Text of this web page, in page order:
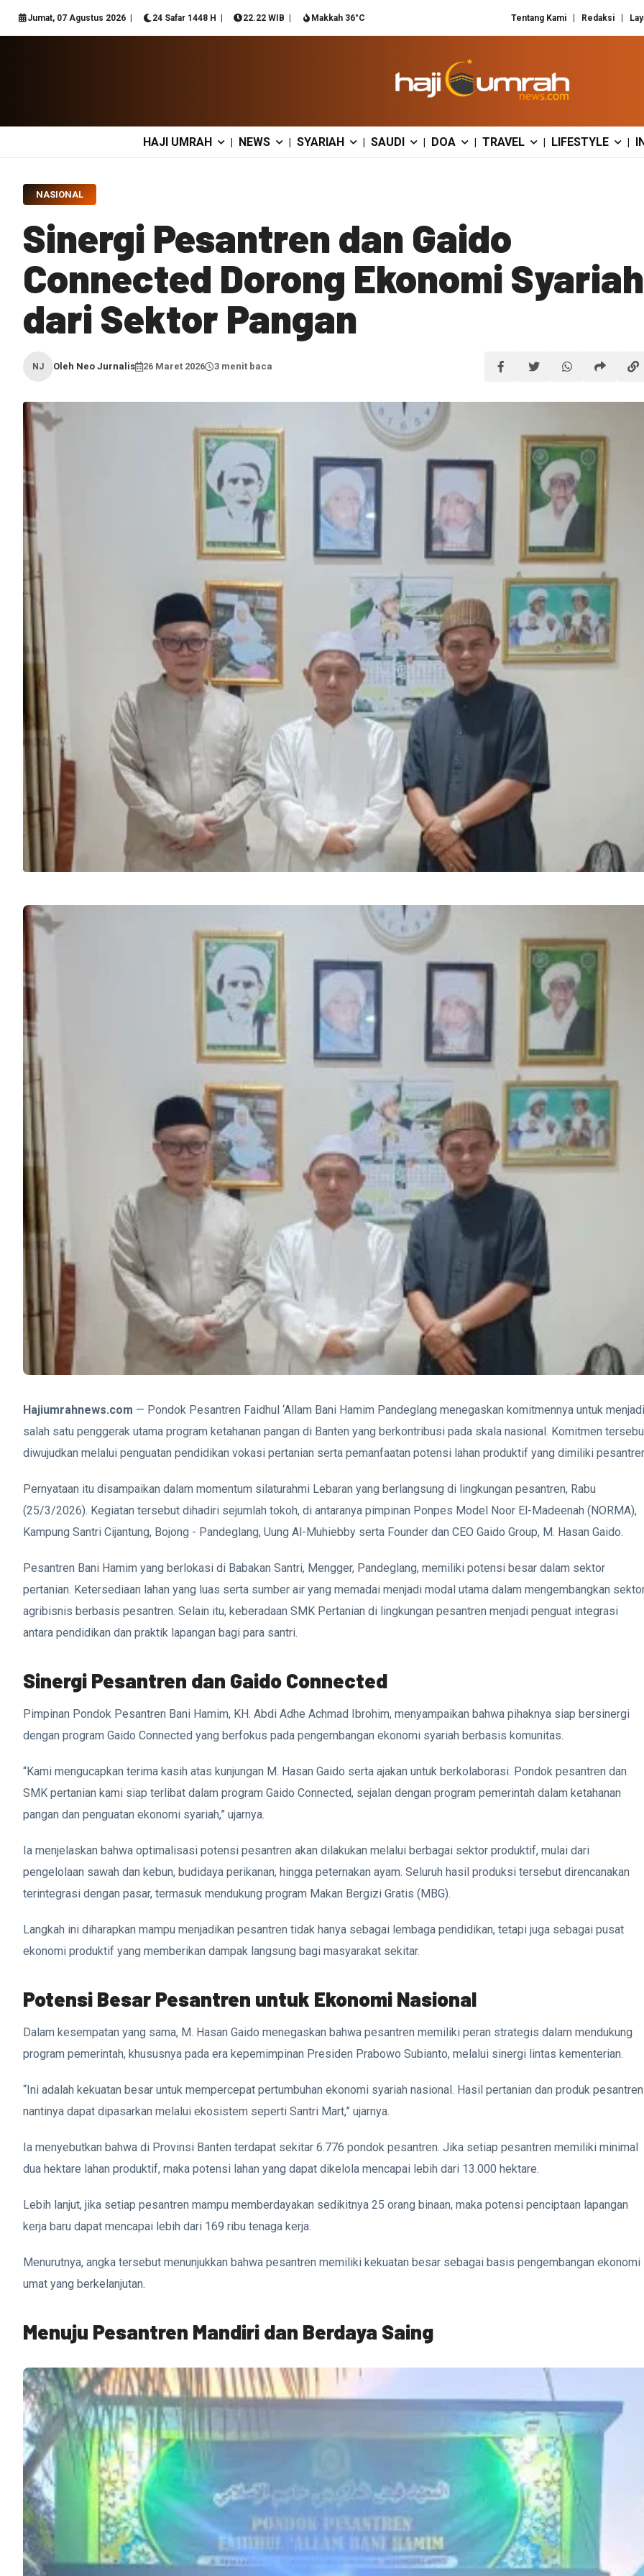
Jumat, 07 Agustus 2026 24 Safar 1448 H 22.22 WIB Makkah 36°C Tentang Kami Redaksi
HAJI UMRAH | NEWS | SYARIAH | SAUDI | DOA | TRAVEL | LIFESTYLE |
NASIONAL
Sinergi Pesantren dan Gaido
Connected Dorong Ekonomi Syariah
dari Sektor Pangan
NJ Oleh Neo Jurnalis 26 Maret 2026 3 menit baca
Hajiumrahnews.com — Pondok Pesantren Faidhul ‘Allam Bani Hamim Pandeglang menegaskan komitmennya untuk menjadi
salah satu penggerak utama program ketahanan pangan di Banten yang berkontribusi pada skala nasional. Komitmen
diwujudkan melalui penguatan pendidikan vokasi pertanian serta pemanfaatan potensi lahan produktif yang dimiliki
Pernyataan itu disampaikan dalam momentum silaturahmi Lebaran yang berlangsung di lingkungan pesantren, Rabu
(25/3/2026). Kegiatan tersebut dihadiri sejumlah tokoh, di antaranya pimpinan Ponpes Model Noor El-Madeenah (NORMA),
Kampung Santri Cijantung, Bojong - Pandeglang, Uung Al-Muhiebby serta Founder dan CEO Gaido Group, M. Hasan Gaido.
Pesantren Bani Hamim yang berlokasi di Babakan Santri, Mengger, Pandeglang, memiliki potensi besar dalam sektor
pertanian. Ketersediaan lahan yang luas serta sumber air yang memadai menjadi modal utama dalam mengembangkan
agribisnis berbasis pesantren. Selain itu, keberadaan SMK Pertanian di lingkungan pesantren menjadi penguat integrasi
antara pendidikan dan praktik lapangan bagi para santri.
Sinergi Pesantren dan Gaido Connected
Pimpinan Pondok Pesantren Bani Hamim, KH. Abdi Adhe Achmad Ibrohim, menyampaikan bahwa pihaknya siap bersinergi
dengan program Gaido Connected yang berfokus pada pengembangan ekonomi syariah berbasis komunitas.
“Kami mengucapkan terima kasih atas kunjungan M. Hasan Gaido serta ajakan untuk berkolaborasi. Pondok pesantren dan
SMK pertanian kami siap terlibat dalam program Gaido Connected, sejalan dengan program pemerintah dalam ketahanan
pangan dan penguatan ekonomi syariah,” ujarnya.
Ia menjelaskan bahwa optimalisasi potensi pesantren akan dilakukan melalui berbagai sektor produktif, mulai dari
pengelolaan sawah dan kebun, budidaya perikanan, hingga peternakan ayam. Seluruh hasil produksi tersebut direncanakan
terintegrasi dengan pasar, termasuk mendukung program Makan Bergizi Gratis (MBG).
Langkah ini diharapkan mampu menjadikan pesantren tidak hanya sebagai lembaga pendidikan, tetapi juga sebagai pusat
ekonomi produktif yang memberikan dampak langsung bagi masyarakat sekitar.
Potensi Besar Pesantren untuk Ekonomi Nasional
Dalam kesempatan yang sama, M. Hasan Gaido menegaskan bahwa pesantren memiliki peran strategis dalam mendukung
program pemerintah, khususnya pada era kepemimpinan Presiden Prabowo Subianto, melalui sinergi lintas kementerian.
“Ini adalah kekuatan besar untuk mempercepat pertumbuhan ekonomi syariah nasional. Hasil pertanian dan produk pesantren
nantinya dapat dipasarkan melalui ekosistem seperti Santri Mart,” ujarnya.
Ia menyebutkan bahwa di Provinsi Banten terdapat sekitar 6.776 pondok pesantren. Jika setiap pesantren memiliki minimal
dua hektare lahan produktif, maka potensi lahan yang dapat dikelola mencapai lebih dari 13.000 hektare.
Lebih lanjut, jika setiap pesantren mampu memberdayakan sedikitnya 25 orang binaan, maka potensi penciptaan lapangan
kerja baru dapat mencapai lebih dari 169 ribu tenaga kerja.
Menurutnya, angka tersebut menunjukkan bahwa pesantren memiliki kekuatan besar sebagai basis pengembangan ekonomi
umat yang berkelanjutan.
Menuju Pesantren Mandiri dan Berdaya Saing